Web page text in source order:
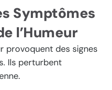
Symptômes
l’Humeur
provoquent des signes
Ils perturbent